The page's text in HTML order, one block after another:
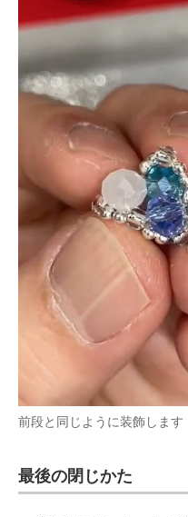
前段と同じように装飾します
最後の閉じかた